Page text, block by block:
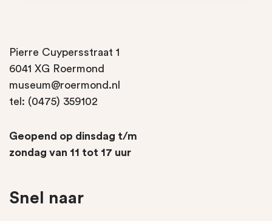
Pierre Cuypersstraat 1
6041 XG Roermond
museum@roermond.nl
tel: (0475) 359102
Geopend op dinsdag t/m
zondag van 11 tot 17 uur
Snel naar